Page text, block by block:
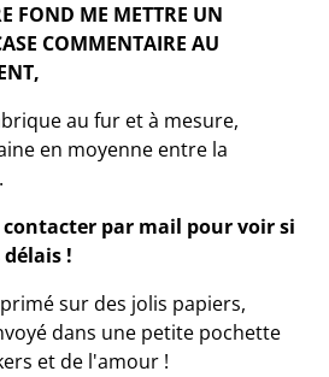
FOND ME METTRE UN
COMMENTAIRE AU
au fur et à mesure,
en moyenne entre la
contacter par mail pour voir si
!
sur des jolis papiers,
dans une petite pochette
et de l'amour !